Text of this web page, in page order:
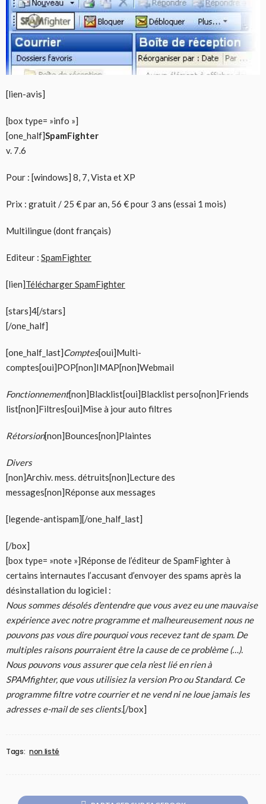
[lien-avis]
[box type= »info »]
[one_half]SpamFighter
v. 7.6
Pour : [windows] 8, 7, Vista et XP
Prix : gratuit / 25 € par an, 56 € pour 3 ans (essai 1 mois)
Multilingue (dont français)
Editeur : SpamFighter
[lien]Télécharger SpamFighter
[stars]4[/stars]
[/one_half]
[one_half_last]Comptes[oui]Multi-
comptes[oui]POP[non]IMAP[non]Webmail
Fonctionnement[non]Blacklist[oui]Blacklist perso[non]Friends
list[non]Filtres[oui]Mise à jour auto filtres
Rétorsion[non]Bounces[non]Plaintes
Divers
[non]Archiv. mess. détruits[non]Lecture des
messages[non]Réponse aux messages
[legende-antispam][/one_half_last]
[/box]
[box type= »note »]Réponse de l’éditeur de SpamFighter à
certains internautes l’accusant d’envoyer des spams après la
désinstallation du logiciel :
Nous sommes désolés d’entendre que vous avez eu une mauvaise
expérience avec notre programme et malheureusement nous ne
pouvons pas vous dire pourquoi vous recevez tant de spam. De
multiples raisons pourraient être la cause de ce problème (…).
Nous pouvons vous assurer que cela n’est lié en rien à
SPAMfighter, que vous utilisiez la version Pro ou Standard. Ce
programme filtre votre courrier et ne vend ni ne loue jamais les
adresses e-mail de ses clients.[/box]
Tags: non listé